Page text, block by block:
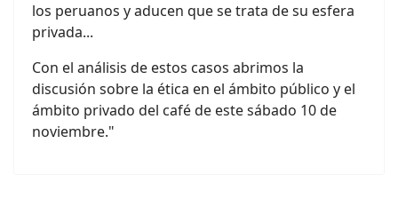
los peruanos y aducen que se trata de su esfera
privada...
Con el análisis de estos casos abrimos la
discusión sobre la ética en el ámbito público y el
ámbito privado del café de este sábado 10 de
noviembre."